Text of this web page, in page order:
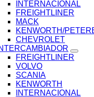
INTERNACIONAL
FREIGHTLINER
MACK
KENWORTH/
CHEVROLET
FREIGHTLINER
VOLVO
SCANIA
KENWORTH
INTERNACIONAL